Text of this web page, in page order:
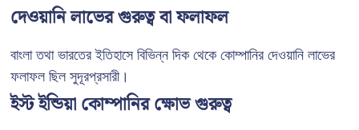
দেওয়ানি লাভের গুরুত্ব বা ফলাফল
বাংলা তথা ভারতের ইতিহাসে বিভিন্ন দিক থেকে কোম্পানির দেওয়ানি লাভের
ফলাফল ছিল সুদূরপ্রসারী।
ইস্ট ইন্ডিয়া কোম্পানির ক্ষোভ গুরুত্ব